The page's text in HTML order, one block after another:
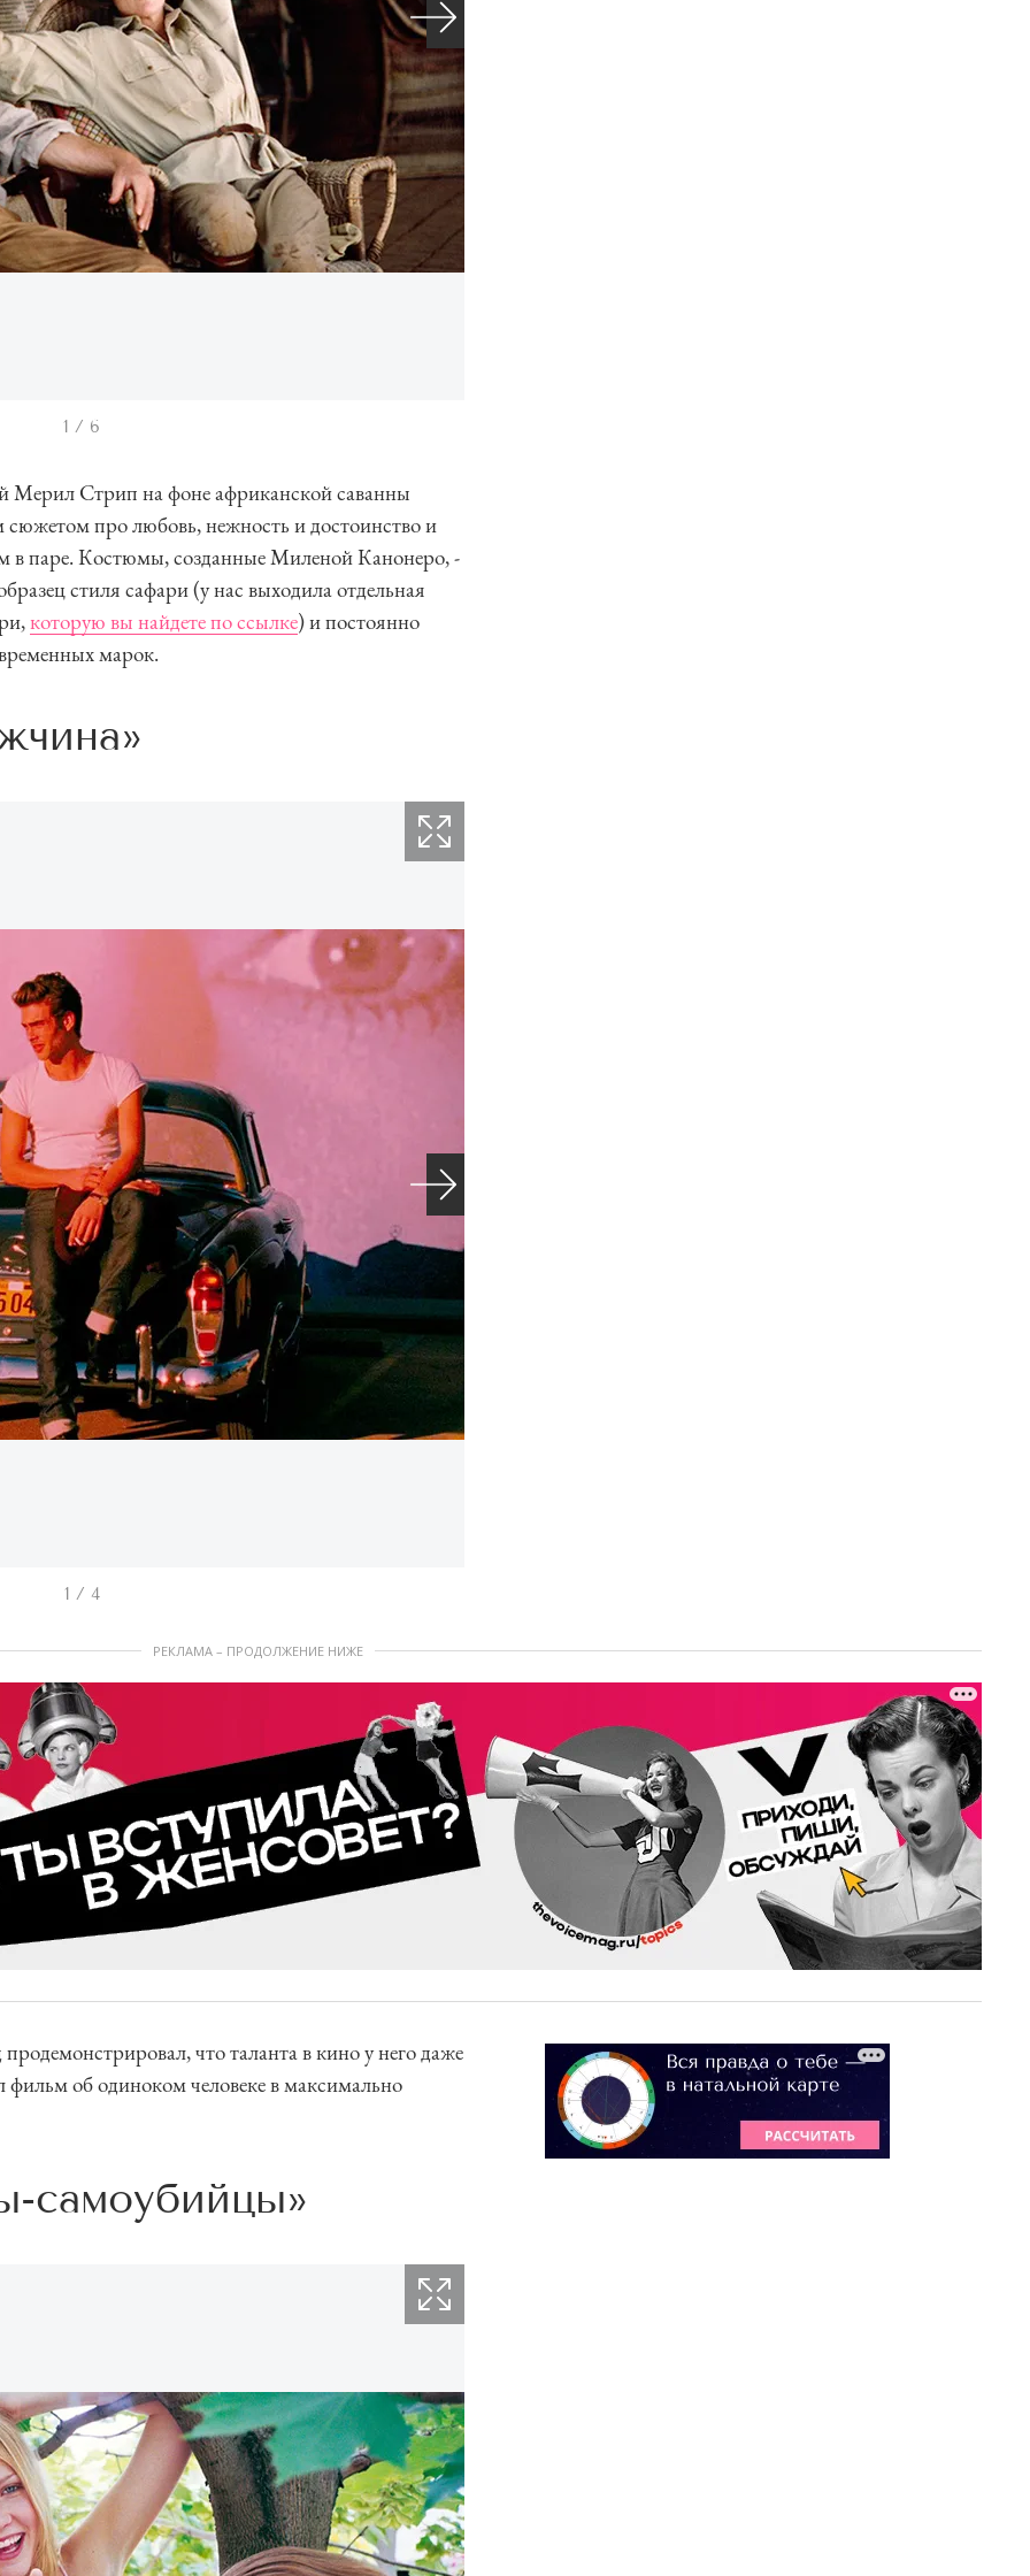
1 / 6
Мерил Стрип на фоне африканской саванны
про любовь, нежность и достоинство и
в паре. Костюмы, созданные Миленой Канонеро, -
стиля сафари (у нас выходила отдельная
которую вы найдете по ссылке) и постоянно
марок.
1 / 4
РЕКЛАМА – ПРОДОЛЖЕНИЕ НИЖЕ
что таланта в кино у него даже
об одиноком человеке в максимально
самоубийцы»